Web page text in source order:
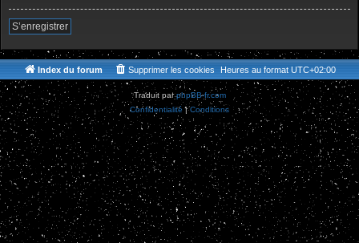
S’enregistrer
Index du forum Heures au format UTC+02:00
Supprimer les cookies
Traduit parphpBB-fr.com
Confidentialité |Conditions